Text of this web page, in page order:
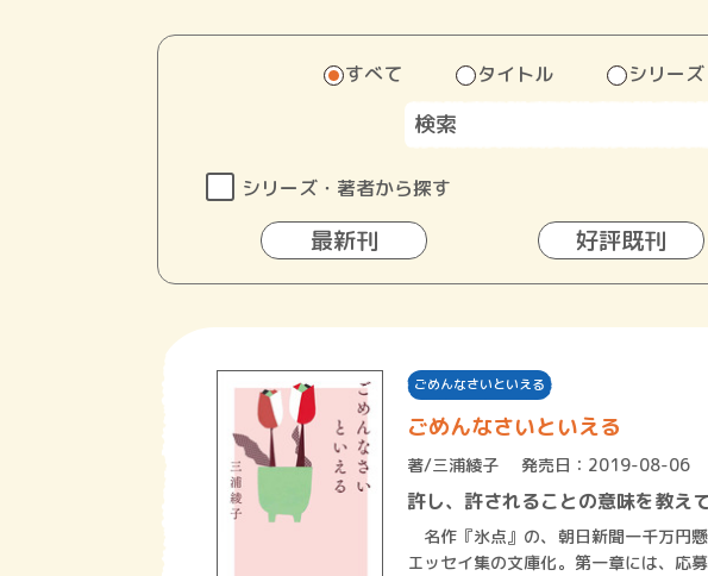
すべて タイトル シリーズ
シリーズ・著者から探す
最新刊 好評既刊
ごめんなさいといえる
ごめんなさいといえる
著/三浦綾子 発売日：2019-08-06
許し、許されることの意味を教え
名作『氷点』の、朝日新聞一千万円
エッセイ集の文庫化。第一章には、応